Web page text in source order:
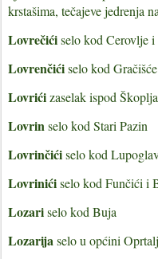
krstašima, tečajeve jedrenja
Lovrečićiselo kod Cerovlje i
Lovrenčićiselo kod Gračišće
Lovrićizaselak ispod
Lovrinselo kod Stari Pazin
Lovrinčićiselo kod
Lovrinićiselo kod Funčići i
Lozariselo kod Buja
Lozarijaselo u općini